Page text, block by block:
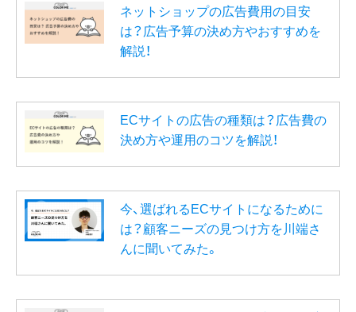
ネットショップの広告費用の目安
は？広告予算の決め方やおすすめを
解説！
ECサイトの広告の種類は？広告費の
決め方や運用のコツを解説！
今、選ばれるECサイトになるために
は？顧客ニーズの見つけ方を川端さ
んに聞いてみた。